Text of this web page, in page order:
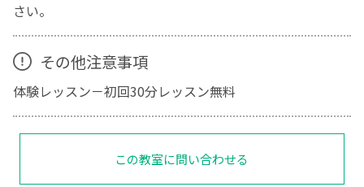
さい。
その他注意事項
体験レッスン－初回30分レッスン無料
この教室に問い合わせる